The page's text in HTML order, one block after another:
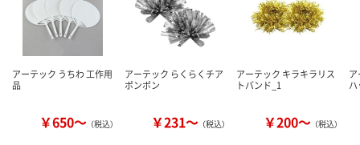
アーテック うちわ 工作用
品
￥650～ （税込）
アーテック らくらくチア
ポンポン
￥231～ （税込）
アーテック キラキラリス
トバンド_1
￥200～ （税込）